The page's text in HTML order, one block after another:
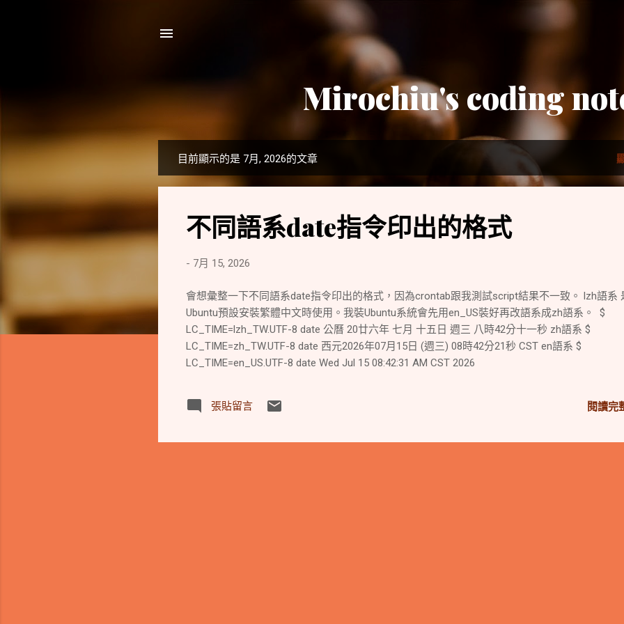
Mirochiu's coding
表
目前顯示的是 7月, 2026的文章
不同語系date指令印出的格式
- 7月 15, 2026
會想彙整一下不同語系date指令印出的格式，因為crontab跟我測試script結果不一致。 lzh語系
Ubuntu預設安裝繁體中文時使用。我裝Ubuntu系統會先用en_US裝好再改語系成zh語系。 $
LC_TIME=lzh_TW.UTF-8 date 公曆 20廿六年 七月 十五日 週三 八時42分十一秒 zh語系 $
LC_TIME=zh_TW.UTF-8 date 西元2026年07月15日 (週三) 08時42分21秒 CST en語系 $
LC_TIME=en_US.UTF-8 date Wed Jul 15 08:42:31 AM CST 2026
張貼留言 閱讀完